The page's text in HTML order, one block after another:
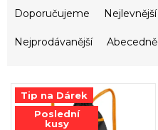
e
p
Doporučujeme Nejlevnější
Nejprodávanější Abecedně
V Tip na Dárek
Poslední
kusy